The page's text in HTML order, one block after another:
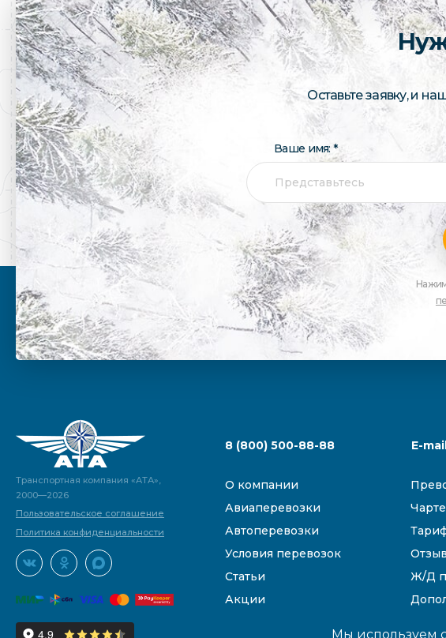
Оставьте заявку, и
Ваше имя: *
Транспортная компания «АТА»,
2000—2026
Пользовательское соглашение
Политика конфиденциальности
8 (800) 500-88-88 E-
О компании
Авиаперевозки
Автоперевозки
Условия перевозок
Статьи
Ж/Д
Акции
Мы используем